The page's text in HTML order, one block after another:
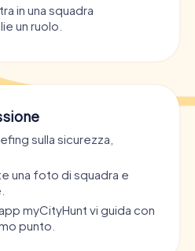
in una squadra
un ruolo.
sulla sicurezza,
una foto di squadra e
myCityHunt vi guida con
punto.